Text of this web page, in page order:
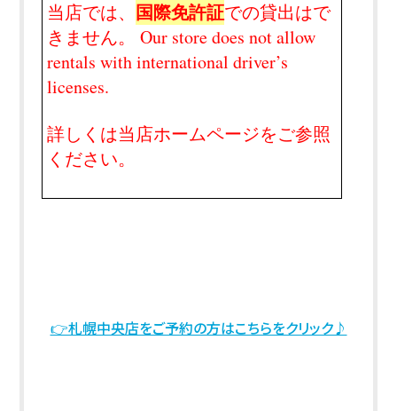
当店では、 国際免許証での貸出はで
きません。 Our store does not allow
rentals with international driver’s
licenses.
詳しくは当店ホームページをご参照
ください。
👉札幌中央店をご予約の方はこちらをクリック♪